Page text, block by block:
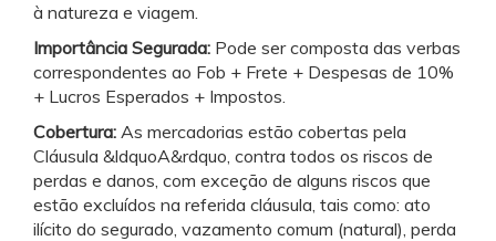
à natureza e viagem.
Importância Segurada: Pode ser composta das verbas
correspondentes ao Fob + Frete + Despesas de 10%
+ Lucros Esperados + Impostos.
Cobertura: As mercadorias estão cobertas pela
Cláusula &ldquoA&rdquo, contra todos os riscos de
perdas e danos, com exceção de alguns riscos que
estão excluídos na referida cláusula, tais como: ato
ilícito do segurado, vazamento comum (natural), perda